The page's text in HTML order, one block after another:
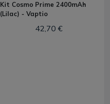
Kit Cosmo Prime 2400mAh
(Lilac) - Vaptio
42,70 €